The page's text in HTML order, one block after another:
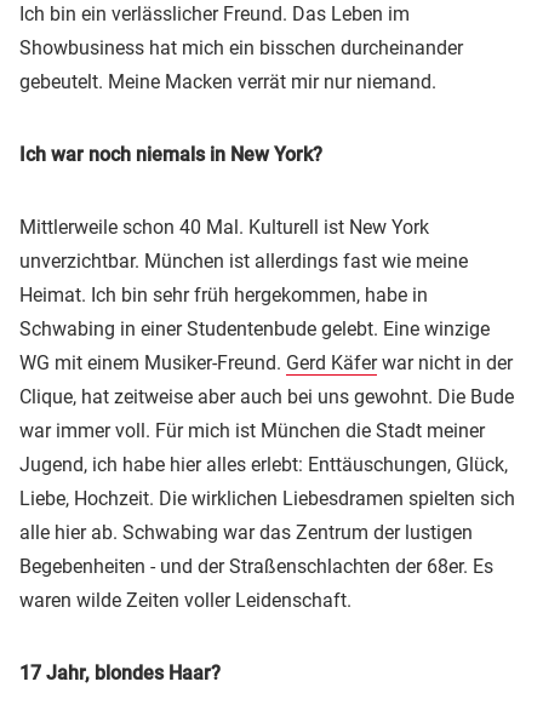
Ich bin ein verlässlicher Freund. Das Leben im
Showbusiness hat mich ein bisschen durcheinander
gebeutelt. Meine Macken verrät mir nur niemand.
Ich war noch niemals in New York?
Mittlerweile schon 40 Mal. Kulturell ist New York
unverzichtbar. München ist allerdings fast wie meine
Heimat. Ich bin sehr früh hergekommen, habe in
Schwabing in einer Studentenbude gelebt. Eine winzige
WG mit einem Musiker-Freund. Gerd Käferwar nicht in der
Clique, hat zeitweise aber auch bei uns gewohnt. Die Bude
war immer voll. Für mich ist München die Stadt meiner
Jugend, ich habe hier alles erlebt: Enttäuschungen, Glück,
Liebe, Hochzeit. Die wirklichen Liebesdramen spielten sich
alle hier ab. Schwabing war das Zentrum der lustigen
Begebenheiten - und der Straßenschlachten der 68er. Es
waren wilde Zeiten voller Leidenschaft.
17 Jahr, blondes Haar?